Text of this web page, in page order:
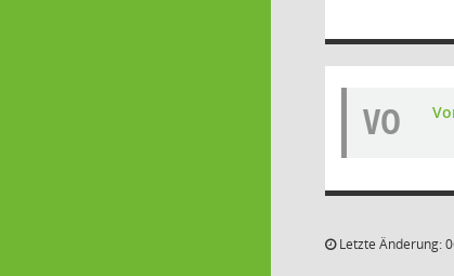
VO
Letzte Änderung: